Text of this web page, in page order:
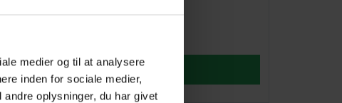
medier og til at analysere
inden for sociale medier,
oplysninger, du har givet
sep
SE ALLE